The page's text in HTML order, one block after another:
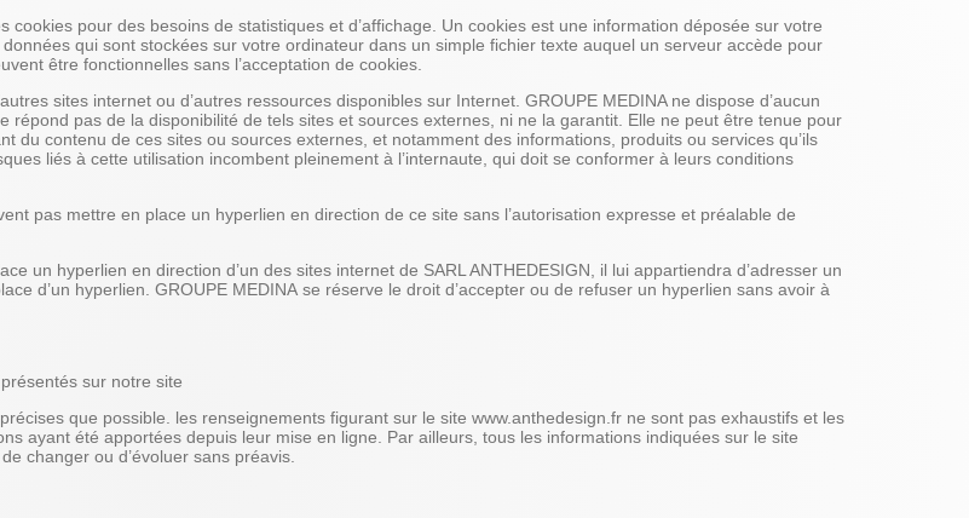
pour des besoins de statistiques et d’affichage. Un cookies est une information déposée sur votre
qui sont stockées sur votre ordinateur dans un simple fichier texte auquel un serveur accède pour
être fonctionnelles sans l’acceptation de cookies.
sites internet ou d’autres ressources disponibles sur Internet. GROUPE MEDINA ne dispose d’aucun
pas de la disponibilité de tels sites et sources externes, ni ne la garantit. Elle ne peut être tenue pour
du contenu de ces sites ou sources externes, et notamment des informations, produits ou services qu’ils
liés à cette utilisation incombent pleinement à l’internaute, qui doit se conformer à leurs conditions
pas mettre en place un hyperlien en direction de ce site sans l’autorisation expresse et préalable de
un hyperlien en direction d’un des sites internet de SARL ANTHEDESIGN, il lui appartiendra d’adresser un
d’un hyperlien. GROUPE MEDINA se réserve le droit d’accepter ou de refuser un hyperlien sans avoir à
sur notre site
que possible. les renseignements figurant sur le site www.anthedesign.fr ne sont pas exhaustifs et les
ayant été apportées depuis leur mise en ligne. Par ailleurs, tous les informations indiquées sur le site
changer ou d’évoluer sans préavis.